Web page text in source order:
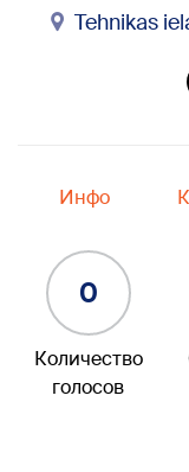
Tehnikas
Инфо
0
Количество
голосов